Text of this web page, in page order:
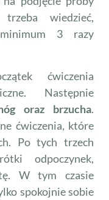
wiedzieć,
3 razy
ćwiczenia
Następnie
oraz brzucha.
ćwiczenia, które
Po tych trzech
odpoczynek,
W tym czasie
spokojnie sobie